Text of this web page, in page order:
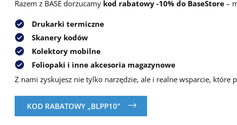
Razem z BASE dorzucamy kod rabatowy -10% do BaseStore –
Drukarki termiczne
Skanery kodów
Kolektory mobilne
Foliopaki i inne akcesoria magazynowe
Z nami zyskujesz nie tylko narzędzie, ale i realne wsparcie, które
KOD RABATOWY „BLPP10”